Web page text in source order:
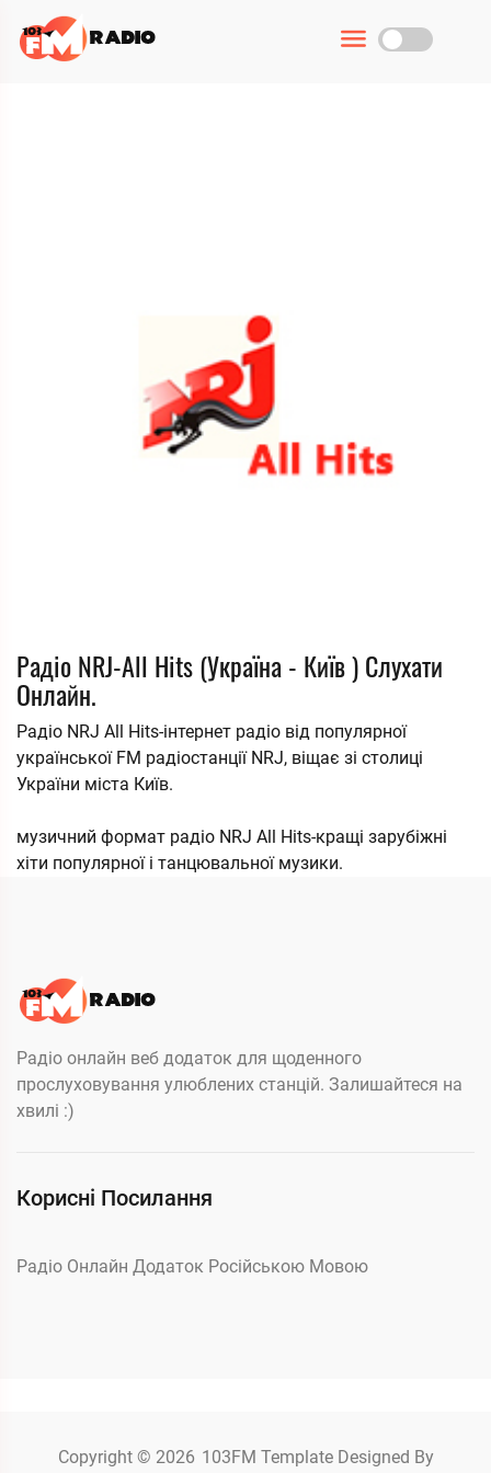
Радіо NRJ-All Hits (Україна - Київ ) Слухати
Онлайн.
Радіо NRJ All Hits-інтернет радіо від популярної
української FM радіостанції NRJ, віщає зі столиці
України міста Київ.
музичний формат радіо NRJ All Hits-кращі зарубіжні
хіти популярної і танцювальної музики.
Радіо онлайн веб додаток для щоденного
прослуховування улюблених станцій. Залишайтеся на
хвилі :)
Корисні Посилання
Радіо Онлайн Додаток Російською Мовою
Copyright © 2026 103FM Template Designed By